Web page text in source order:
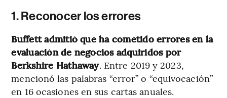
1. Reconocer los errores
Buffett admitió que ha cometido errores en la
evaluación de negocios adquiridos por
Berkshire Hathaway. Entre 2019 y 2023,
mencionó las palabras “error” o “equivocación”
en 16 ocasiones en sus cartas anuales.